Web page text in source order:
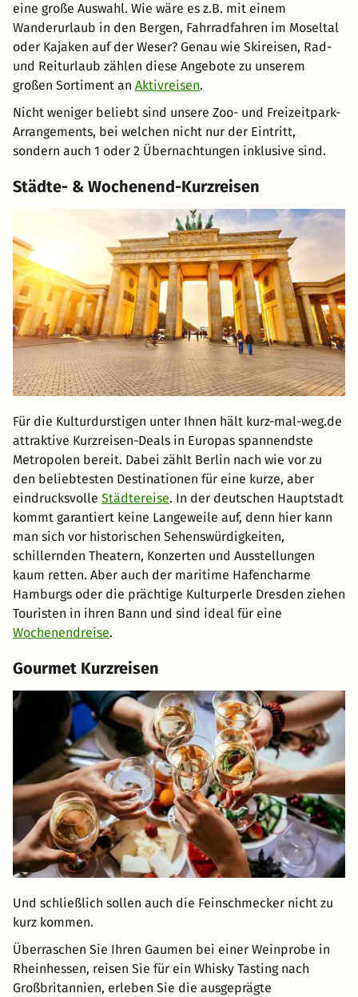
eine große Auswahl. Wie wäre es z.B. mit einem
Wanderurlaub in den Bergen, Fahrradfahren im Moseltal
oder Kajaken auf der Weser? Genau wie Skireisen, Rad-
und Reiturlaub zählen diese Angebote zu unserem
großen Sortiment an Aktivreisen.
Nicht weniger beliebt sind unsere Zoo- und Freizeitpark-
Arrangements, bei welchen nicht nur der Eintritt,
sondern auch 1 oder 2 Übernachtungen inklusive sind.
Städte- & Wochenend-Kurzreisen
Für die Kulturdurstigen unter Ihnen hält kurz-mal-weg.de
attraktive Kurzreisen-Deals in Europas spannendste
Metropolen bereit. Dabei zählt Berlin nach wie vor zu
den beliebtesten Destinationen für eine kurze, aber
eindrucksvolle Städtereise. In der deutschen Hauptstadt
kommt garantiert keine Langeweile auf, denn hier kann
man sich vor historischen Sehenswürdigkeiten,
schillernden Theatern, Konzerten und Ausstellungen
kaum retten. Aber auch der maritime Hafencharme
Hamburgs oder die prächtige Kulturperle Dresden ziehen
Touristen in ihren Bann und sind ideal für eine
Wochenendreise.
Gourmet Kurzreisen
Und schließlich sollen auch die Feinschmecker nicht zu
kurz kommen.
Überraschen Sie Ihren Gaumen bei einer Weinprobe in
Rheinhessen, reisen Sie für ein Whisky Tasting nach
Großbritannien, erleben Sie die ausgeprägte